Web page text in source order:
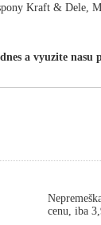
Kraft & Dele,
a vyuzite
cenu, iba